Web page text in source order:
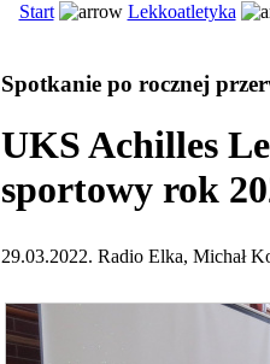
Start Lekkoatletyka
Spotkanie po rocznej
UKS Achilles
sportowy rok
29.03.2022. Radio Elka, Michał